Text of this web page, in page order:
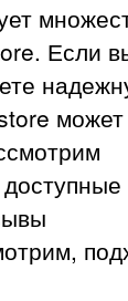
для
Если